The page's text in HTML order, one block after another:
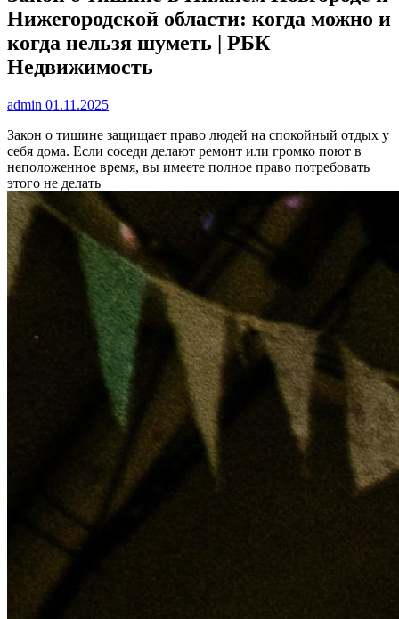
Нижегородской области: когда можно и
когда нельзя шуметь | РБК
Недвижимость
admin 01.11.2025
Закон о тишине защищает право людей на спокойный отдых у
себя дома. Если соседи делают ремонт или громко поют в
неположенное время, вы имеете полное право потребовать
этого не делать